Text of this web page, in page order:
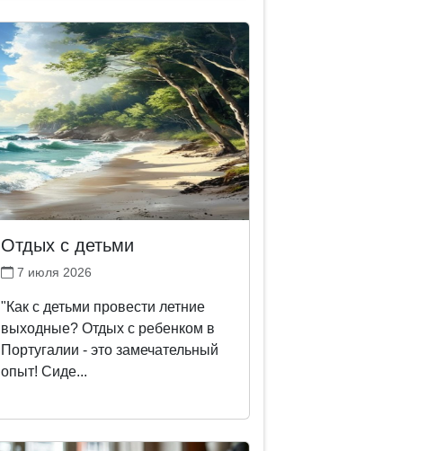
Отдых с детьми
7 июля 2026
"Как с детьми провести летние
выходные? Отдых с ребенком в
Португалии - это замечательный
опыт! Сиде...